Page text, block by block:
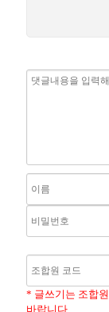
* 글쓰기는 조합
바랍니다.